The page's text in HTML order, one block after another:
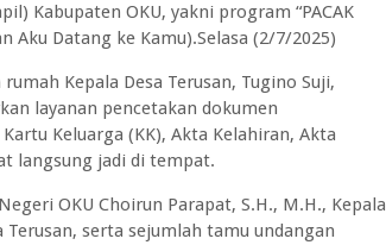
Kabupaten OKU, yakni program “PACAK
Aku Datang ke Kamu).Selasa (2/7/2025)
Kepala Desa Terusan, Tugino Suji,
layanan pencetakan dokumen
Keluarga (KK), Akta Kelahiran, Akta
langsung jadi di tempat.
OKU Choirun Parapat, S.H., M.H., Kepala
Terusan, serta sejumlah tamu undangan